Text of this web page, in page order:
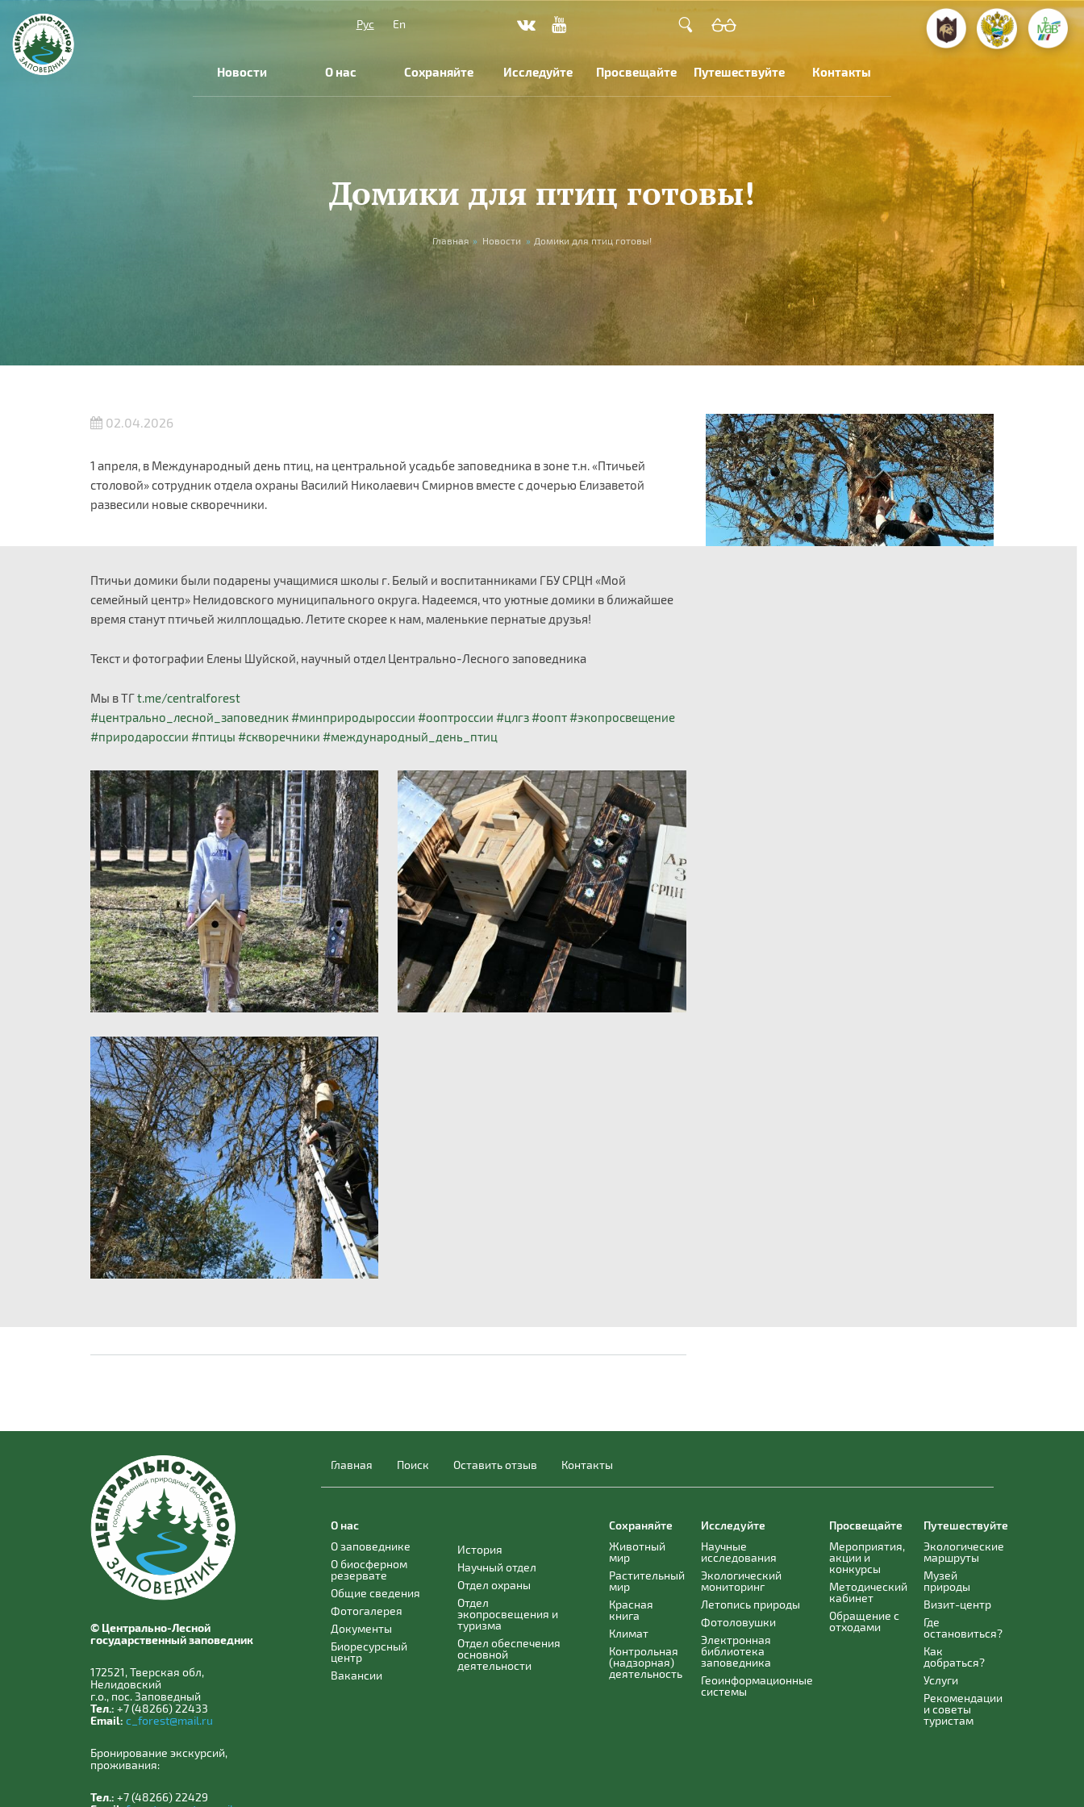
Рус
En
Новости О нас Сохраняйте Исследуйте Просвещайте Путешествуйте Контакты
Домики для птиц готовы!
Главная » Новости » Домики для птиц готовы!
02.04.2026
1 апреля, в Международный день птиц, на центральной усадьбе заповедника в зоне т.н. «Птичьей
столовой» сотрудник отдела охраны Василий Николаевич Смирнов вместе с дочерью Елизаветой
развесили новые скворечники.
Птичьи домики были подарены учащимися школы г. Белый и воспитанниками ГБУ СРЦН «Мой
семейный центр» Нелидовского муниципального округа. Надеемся, что уютные домики в ближайшее
время станут птичьей жилплощадью. Летите скорее к нам, маленькие пернатые друзья!
Текст и фотографии Елены Шуйской, научный отдел Центрально-Лесного заповедника
Мы в ТГt.me/centralforest
#центрально_лесной_заповедник#минприродыроссии #ооптроссии #цлгз#оопт#экопросвещение
#природароссии #птицы #скворечники #международный_день_птиц
© Центрально-Лесной
государственный заповедник
172521, Тверская обл,
Нелидовский
г.о., пос. Заповедный
Тел.: +7 (48266) 22433
Email: c_forest@mail.ru
Бронирование экскурсий,
проживания:
Тел.: +7 (48266) 22429
Главная Поиск Оставить отзыв Контакты
О нас
О заповеднике
О биосферном
резервате
Общие сведения
Фотогалерея
Документы
Биоресурсный
центр
Вакансии
История
Научный отдел
Отдел охраны
Отдел
экопросвещения и
туризма
Отдел обеспечения
основной
деятельности
Сохраняйте
Животный
мир
Растительный
мир
Красная
книга
Климат
Контрольная
(надзорная)
деятельность
Исследуйте
Научные
исследования
Экологический
мониторинг
Летопись природы
Фотоловушки
Электронная
библиотека
заповедника
Геоинформационные
системы
Просвещайте
Мероприятия,
акции и
конкурсы
Методический
кабинет
Обращение с
отходами
Путешествуйте
Экологические
маршруты
Музей
природы
Визит-центр
Где
остановиться?
Как
добраться?
Услуги
Рекомендации
и советы
туристам